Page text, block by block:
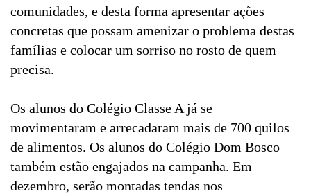
comunidades, e desta forma apresentar ações
concretas que possam amenizar o problema destas
famílias e colocar um sorriso no rosto de quem
precisa.
Os alunos do Colégio Classe A já se
movimentaram e arrecadaram mais de 700 quilos
de alimentos. Os alunos do Colégio Dom Bosco
também estão engajados na campanha. Em
dezembro, serão montadas tendas nos